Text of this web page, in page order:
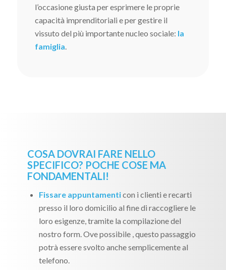
l’occasione giusta per esprimere le proprie
capacità imprenditoriali e per gestire il
vissuto del più importante nucleo sociale: la
famiglia.
COSA DOVRAI FARE NELLO
SPECIFICO? POCHE COSE MA
FONDAMENTALI!
Fissare appuntamenticon i clienti e recarti
presso il loro domicilio al fine di raccogliere le
loro esigenze, tramite la compilazione del
nostro form. Ove possibile , questo passaggio
potrà essere svolto anche semplicemente al
telefono.